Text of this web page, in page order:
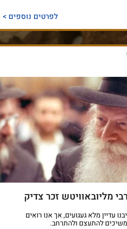
לפרטים נוספים >
מליובאוויטש זכר צדיק
ליבנו עדיין מלא געגועים, אך אנו רואים
להתעצם ולהתרחב.